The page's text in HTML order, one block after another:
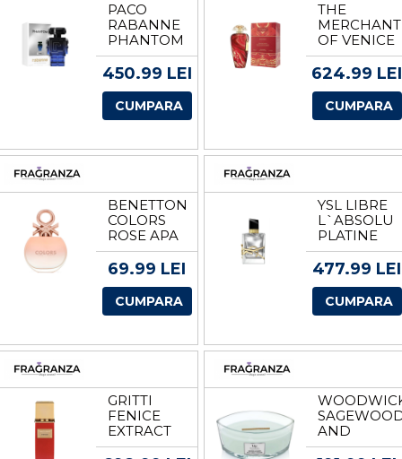
PACO
RABANNE
PHANTOM
INTENSE
APA DE
PENTRU
BARBATI
VOLUM
100 ML
450.99 LEI
CUMPARA
THE
MERCHANT
OF VENICE
RED
POTION
PARFUM
UNISEX
VOLUM
100 ML
624.99 LEI
CUMPARA
BENETTON
COLORS
ROSE APA
DE
PARFUM
FEMEI
TESTER
VOLUM 80
ML
69.99 LEI
CUMPARA
YSL LIBRE
L`ABSOLU
PLATINE
APA DE
PARFUM
FEMEI
EDP
ML
477.99 LEI
CUMPARA
GRITTI
FENICE
EXTRACT
DE
AND
SEAGRASS